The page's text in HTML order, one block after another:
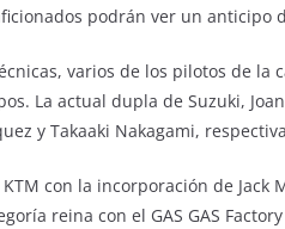
podrán ver un anticipo
varios de los pilotos de
La actual dupla de Suzuki,
y Takaaki Nakagami,
con la incorporación de
reina con el GAS GAS